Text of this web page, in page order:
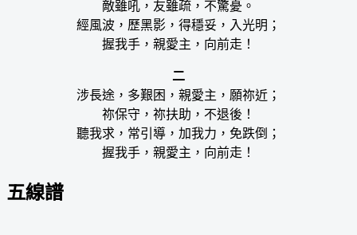
敵雖吼，友雖疏，不驚憂。
經風波，歷黑影，得穩妥，入光明；
握我手，親愛主，向前走！
二
涉長途，多艱困，親愛主，願祢近；
祢保守，祢扶助，不退後！
聽我求，常引導，加我力，免跌倒；
握我手，親愛主，向前走！
五線譜